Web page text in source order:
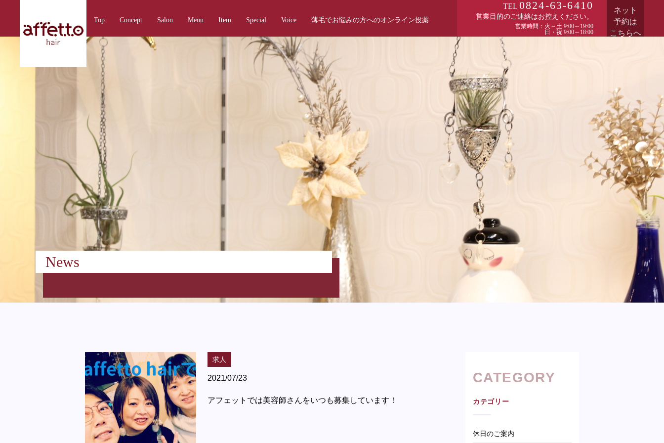
Top Concept Salon Menu Item Special Voice 薄毛でお悩みの方へのオンライン投薬
TEL 0824-63-6410
営業目的のご連絡はお控えください。
営業時間：火～土 9:00～19:00
日・祝 9:00～18:00
ネット
予約は
こちらへ
News
求人
2021/07/23
アフェットでは美容師さんをいつも募集しています！
CATEGORY
カテゴリー
休日のご案内